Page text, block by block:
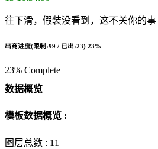
往下滑，假装没看到，这不关你的事
出商进度(限制:99 / 已出:23) 23%
23% Complete
数据概览
模板数据概览 :
图层总数 : 11